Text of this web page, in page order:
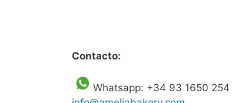
Contacto:
Whatsapp: +34 93 1650 254